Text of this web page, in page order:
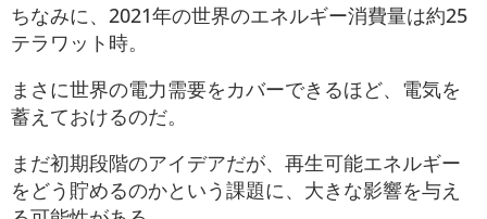
ちなみに、2021年の世界のエネルギー消費量は約25
テラワット時。
まさに世界の電力需要をカバーできるほど、電気を
蓄えておけるのだ。
まだ初期段階のアイデアだが、再生可能エネルギー
をどう貯めるのかという課題に、大きな影響を与え